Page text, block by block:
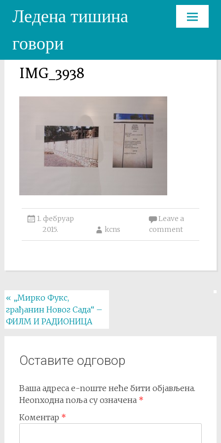
Ледена тишина
говори
IMG_3938
1. фебруар
2015.
kcns
Leave a
comment
Post
navigation
« „Мирко Фукс,
грађанин Новог Сада“ –
ФИЛМ И РАДИОНИЦА
Оставите одговор
Ваша адреса е-поште неће бити објављена.
Неопходна поља су означена *
Коментар *